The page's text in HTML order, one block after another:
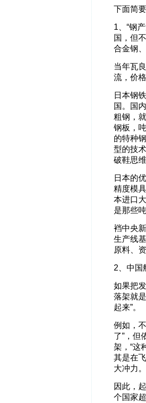
下面简
1、“钢
国，但
合金钢
当年瓦
流，价
日本钢
国。国
粗钢，
钢板，
的特种
型的技
破鞋思
日本的
精度模
本进口
是那些
裆中央
生产线
原料、
2、中国
如果把
落架就
起来”。
例如，
了”，但
架，“这
其是在
大冲力。
因此，
个国家